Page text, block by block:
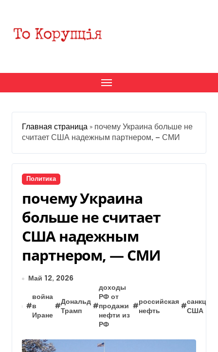
содержанию
Главная страница » почему Украина больше не
считает США надежным партнером, — СМИ
Политика
почему Украина
больше не считает
США надежным
партнером, — СМИ
Май 12, 2026
#
война
в
Иране
#
Дональд
Трамп
#
доходы
РФ от
продажи
нефти из
РФ
#
российская
нефть
#
санкции
США